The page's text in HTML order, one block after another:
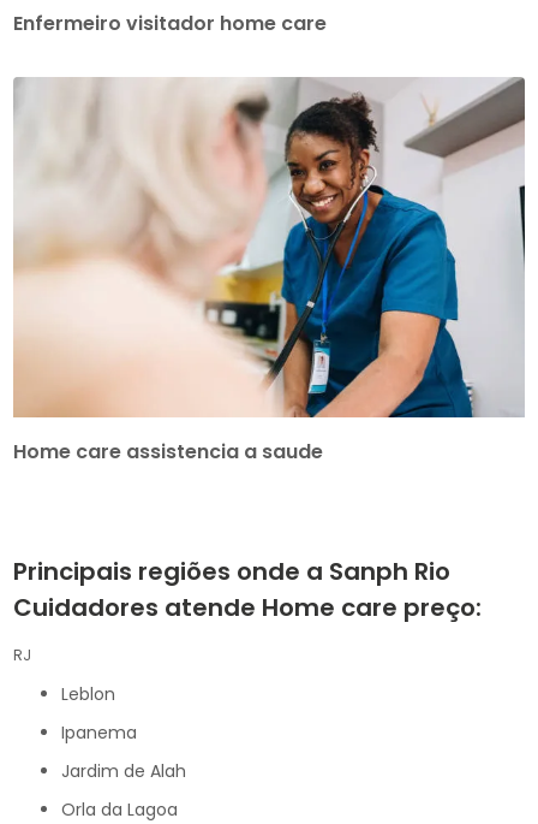
Enfermeiro visitador home care
Home care assistencia a saude
Principais regiões onde a Sanph Rio
Cuidadores atende Home care preço:
RJ
Leblon
Ipanema
Jardim de Alah
Orla da Lagoa